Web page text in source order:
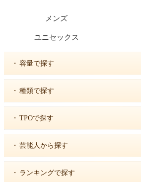
メンズ
ユニセックス
・ 容量で探す
・ 種類で探す
・ TPOで探す
・ 芸能人から探す
・ ランキングで探す